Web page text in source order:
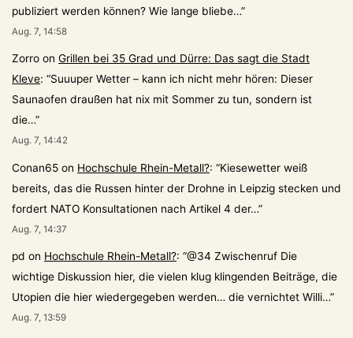
publiziert werden können? Wie lange bliebe…”
Aug. 7, 14:58
Zorro on Grillen bei 35 Grad und Dürre: Das sagt die Stadt
Kleve: “Suuuper Wetter – kann ich nicht mehr hören: Dieser
Saunaofen draußen hat nix mit Sommer zu tun, sondern ist
die…”
Aug. 7, 14:42
Conan65 on Hochschule Rhein-Metall?: “Kiesewetter weiß
bereits, das die Russen hinter der Drohne in Leipzig stecken und
fordert NATO Konsultationen nach Artikel 4 der…”
Aug. 7, 14:37
pd on Hochschule Rhein-Metall?: “@34 Zwischenruf Die
wichtige Diskussion hier, die vielen klug klingenden Beiträge, die
Utopien die hier wiedergegeben werden… die vernichtet Willi…”
Aug. 7, 13:59